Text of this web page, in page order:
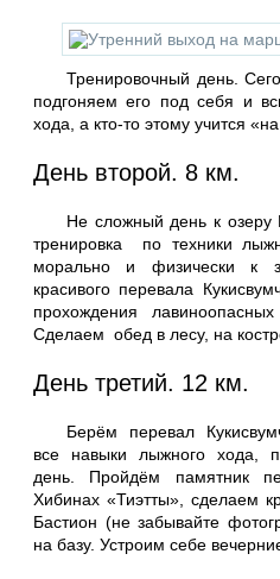
Тренировочный день.
подгоняем его под себя и
хода, а кто-то этому учится
День второй. 8 км.
Не сложный день к
тренировка по техники
морально и физически к
красивого перевала
прохождения
Сделаем обед в лесу, на
День третий. 12 км.
Берём перевал
все навыки лыжного хода,
день. Пройдём памятник
Хибинах «Тиэтты», сделаем
Бастион (не забывайте
на базу. Устроим себе